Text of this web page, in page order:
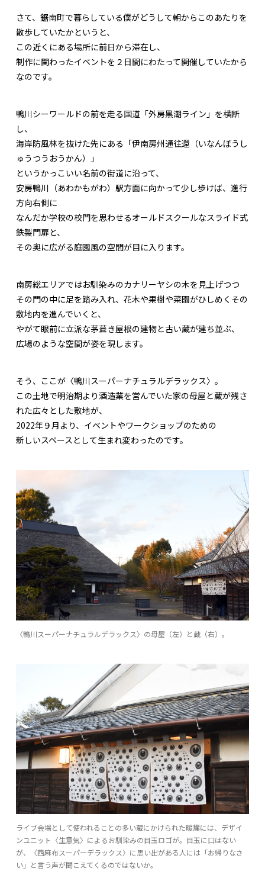
さて、鋸南町で暮らしている僕がどうして朝からこのあたりを
散歩していたかというと、
この近くにある場所に前日から滞在し、
制作に関わったイベントを２日間にわたって開催していたから
なのです。
鴨川シーワールドの前を走る国道「外房黒潮ライン」を横断
し、
海岸防風林を抜けた先にある「伊南房州通往還（いなんぼうし
ゅうつうおうかん）」
というかっこいい名前の街道に沿って、
安房鴨川（あわかもがわ）駅方面に向かって少し歩けば、進行
方向右側に
なんだか学校の校門を思わせるオールドスクールなスライド式
鉄製門扉と、
その奥に広がる庭園風の空間が目に入ります。
南房総エリアではお馴染みのカナリーヤシの木を見上げつつ
その門の中に足を踏み入れ、花木や果樹や菜園がひしめくその
敷地内を進んでいくと、
やがて眼前に立派な茅葺き屋根の建物と古い蔵が建ち並ぶ、
広場のような空間が姿を現します。
そう、ここが〈鴨川スーパーナチュラルデラックス〉。
この土地で明治期より酒造業を営んでいた家の母屋と蔵が残さ
れた広々とした敷地が、
2022年９月より、イベントやワークショップのための
新しいスペースとして生まれ変わったのです。
〈鴨川スーパーナチュラルデラックス〉の母屋（左）と蔵（右）。
ライブ会場として使われることの多い蔵にかけられた暖簾には、デザイ
ンユニット〈生意気〉によるお馴染みの目玉ロゴが。目玉に口はない
が、〈西麻布スーパーデラックス〉に思い出がある人には「お帰りなさ
い」と言う声が聞こえてくるのではないか。